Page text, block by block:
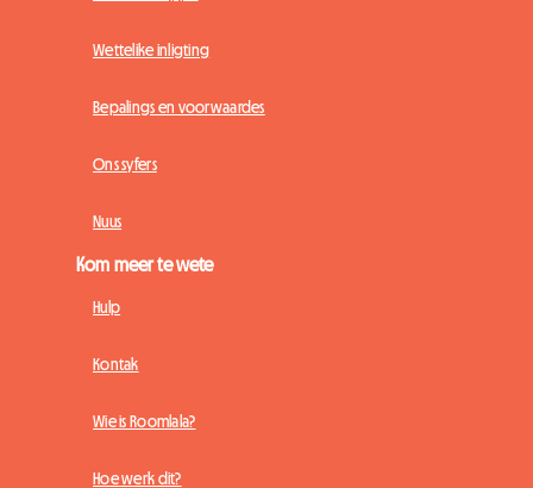
Wettelike inligting
Bepalings en voorwaardes
Ons syfers
Nuus
Kom meer te wete
Hulp
Kontak
Wie is Roomlala?
Hoe werk dit?